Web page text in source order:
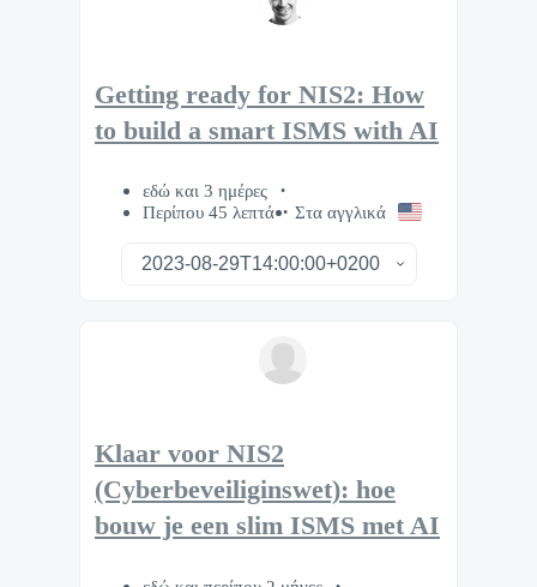
Getting ready for NIS2: How
to build a smart ISMS with AI
εδώ και 3 ημέρες
Περίπου 45 λεπτά
Στα αγγλικά
Klaar voor NIS2
(Cyberbeveiliginswet): hoe
bouw je een slim ISMS met AI